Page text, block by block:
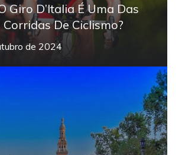
Giro D’Italia É Uma Das
De Ciclismo?
de 2024